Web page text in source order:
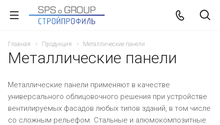
Главная Продукция Металлические панели
Металлические панели
Металлические панели применяют в качестве
универсального облицовочного решения при устройстве
вентилируемых фасадов любых типов зданий, в том числе
со сложным рельефом. Стальные и алюмокомпозитные